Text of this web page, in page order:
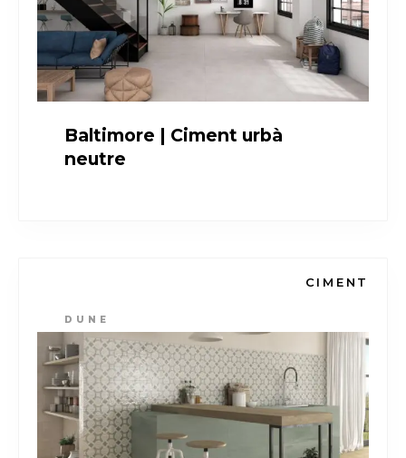
Baltimore | Ciment urbà
neutre
CIMENT
DUNE